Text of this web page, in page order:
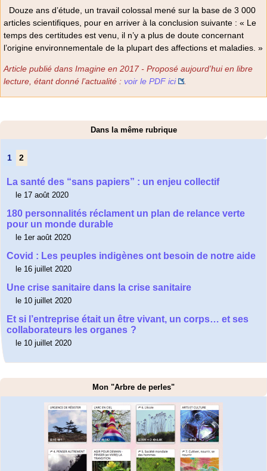
Douze ans d’étude, un travail colossal mené sur la base de 3 000
articles scientifiques, pour en arriver à la conclusion suivante : « Le
temps des certitudes est venu, il n’y a plus de doute concernant
l’origine environnementale de la plupart des affections et maladies. »
Article publié dans Imagine en 2017 - Proposé aujourd’hui en libre
lecture, étant donné l’actualité : voir le PDF ici .
Dans la même rubrique
1 2
La santé des “sans papiers” : un enjeu collectif
le 17 août 2020
180 personnalités réclament un plan de relance verte
pour un monde durable
le 1er août 2020
Covid : Les peuples indigènes ont besoin de notre aide
le 16 juillet 2020
Une crise sanitaire dans la crise sanitaire
le 10 juillet 2020
Et si l’entreprise était un être vivant, un corps… et ses
collaborateurs les organes ?
le 10 juillet 2020
Mon "Arbre de perles"